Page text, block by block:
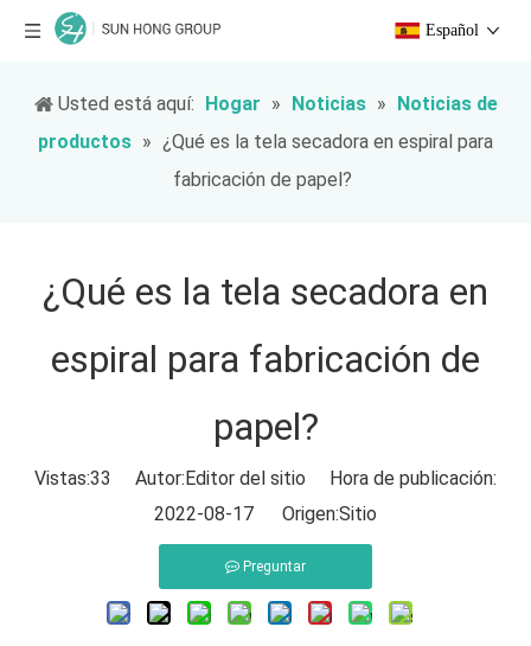
Español
Usted está aquí: Hogar » Noticias » Noticias de
productos » ¿Qué es la tela secadora en espiral para
fabricación de papel?
¿Qué es la tela secadora en
espiral para fabricación de
papel?
Vistas:33
Autor:Editor del sitio Hora de publicación:
2022-08-17 Origen:Sitio
Preguntar